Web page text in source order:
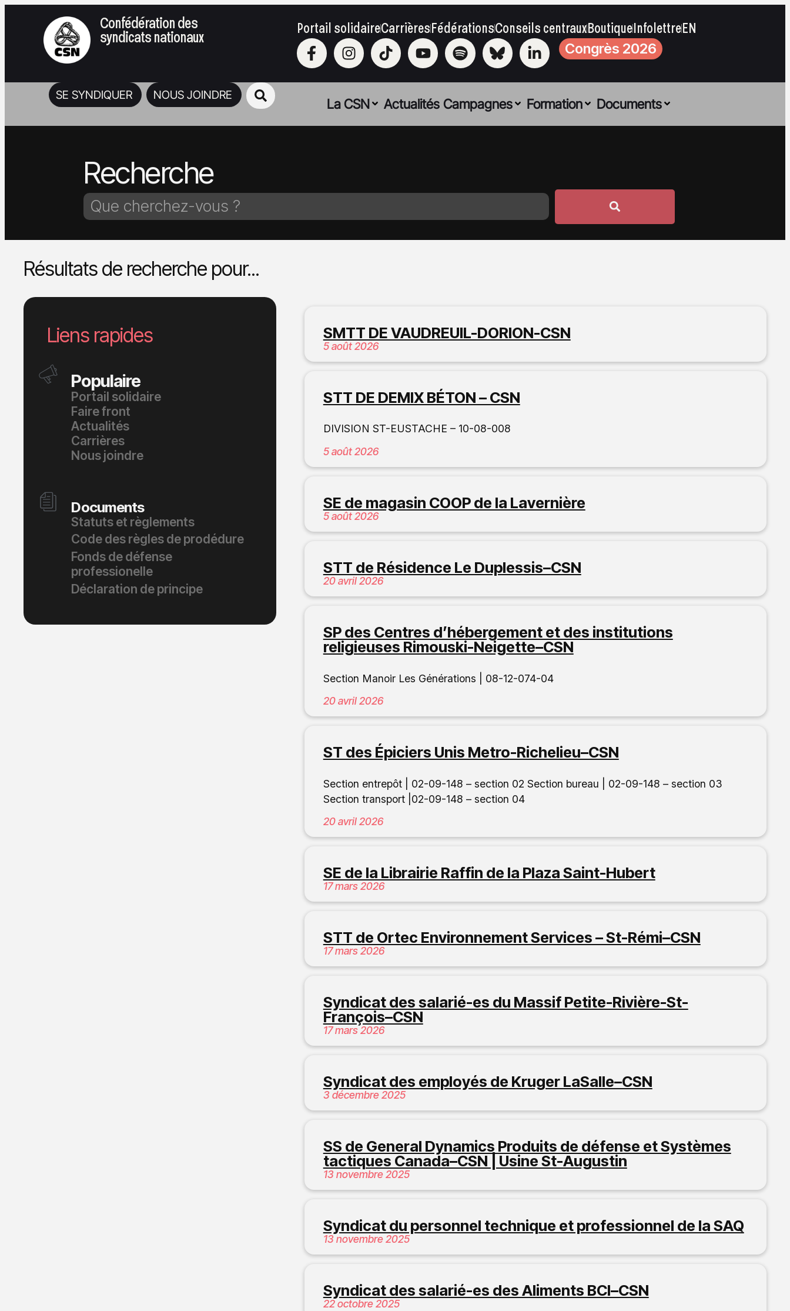
Confédération des
syndicats nationaux Portail solidaireCarrièresFédérationsConseils centrauxBoutiqueInfolettreEN
Congrès 2026
SE SYNDIQUER NOUS JOINDRE
La CSN Actualités Campagnes Formation Documents
Recherche
Résultats de recherche pour...
Liens rapides
Populaire
Portail solidaire
Faire front
Actualités
Carrières
Nous joindre
Documents
Statuts et règlements
Code des règles de prodédure
Fonds de défense
professionelle
Déclaration de principe
SMTT DE VAUDREUIL-DORION-CSN
5 août 2026
STT DE DEMIX BÉTON – CSN
DIVISION ST-EUSTACHE – 10-08-008
5 août 2026
SE de magasin COOP de la Lavernière
5 août 2026
STT de Résidence Le Duplessis–CSN
20 avril 2026
SP des Centres d’hébergement et des institutions
religieuses Rimouski-Neigette–CSN
Section Manoir Les Générations | 08-12-074-04
20 avril 2026
ST des Épiciers Unis Metro-Richelieu–CSN
Section entrepôt | 02-09-148 – section 02 Section bureau | 02-09-148 – section 03
Section transport |02-09-148 – section 04
20 avril 2026
SE de la Librairie Raffin de la Plaza Saint-Hubert
17 mars 2026
STT de Ortec Environnement Services – St-Rémi–CSN
17 mars 2026
Syndicat des salarié-es du Massif Petite-Rivière-St-
François–CSN
17 mars 2026
Syndicat des employés de Kruger LaSalle–CSN
3 décembre 2025
SS de General Dynamics Produits de défense et Systèmes
tactiques Canada–CSN | Usine St-Augustin
13 novembre 2025
Syndicat du personnel technique et professionnel de la SAQ
13 novembre 2025
Syndicat des salarié-es des Aliments BCI–CSN
22 octobre 2025